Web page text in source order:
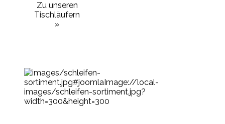
Zu unseren
Tischläufern
»